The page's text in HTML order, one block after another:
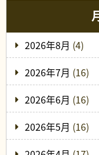
2026年8月 (4)
2026年7月 (16)
2026年6月 (16)
2026年5月 (16)